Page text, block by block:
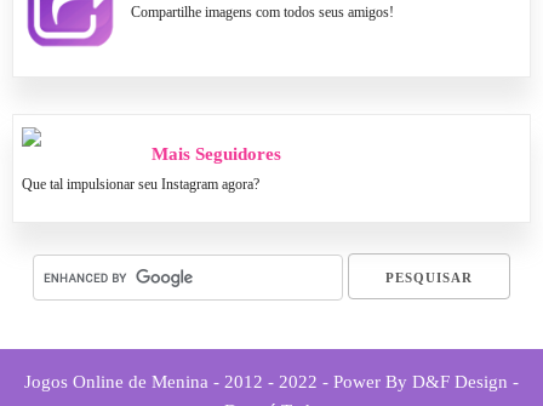
Compartilhe imagens com todos seus amigos!
Mais Seguidores
Que tal impulsionar seu Instagram agora?
Jogos Online de Menina - 2012 - 2022 - Power By D&F Design -